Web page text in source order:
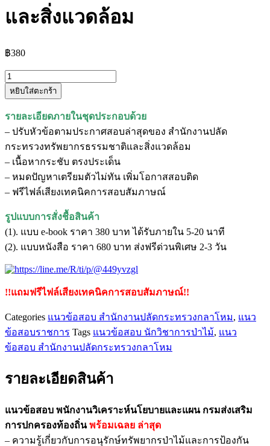
และสิ่งแวดล้อม
฿380
จำนวน
แนว
นัก
วิชาการ
ป่า
ไม้
ปฏิบัติ
การ
สำนักงาน
ปลัด
กระทรวง
และ
สิ่ง
ชิ้น
หยิบใส่ตะกร้า
รายละเอียดภายในชุดประกอบด้วย
– ปรับหัวข้อตามประกาศสอบล่าสุดของ สำนักงานปลัด
กระทรวงทรัพยากรธรรมชาติและสิ่งแวดล้อม
– เนื้อหากระชับ ตรงประเด็น
– หมดปัญหาเตรียมตัวไม่ทัน เพิ่มโอกาสสอบติด
– ฟรีไฟล์เสียงเทคนิคการสอบสัมภาษณ์
รูปแบบการสั่งชื้อสินค้า
(1). แบบ e-book ราคา 380 บาท ได้รับภายใน 5-20 นาที
(2). แบบหนังสือ ราคา 680 บาท ส่งฟรีด่วนพิเศษ 2-3 วัน
!!แถมฟรีไฟล์เสียงเทคนิคการสอบสัมภาษณ์!!
Categories แนวข้อสอบ สำนักงานปลัดกระทรวงกลาโหม, แนว
ข้อสอบราชการ Tags แนวข้อสอบ นักวิชาการป่าไม้, แนว
ข้อสอบ สำนักงานปลัดกระทรวงกลาโหม
รายละเอียดสินค้า
แนวข้อสอบ พนักงานวิเคราะห์นโยบายและแผน กรมส่งเสริม
การปกครองท้องถิ่นพร้อมเฉลย ล่าสุด
– ความรู้เกี่ยวกับการอนุรักษ์ทรัพยากรป่าไม้และการป้องกัน